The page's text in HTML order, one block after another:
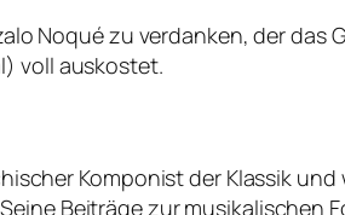
Noqué zu verdanken, der
voll auskostet.
Komponist der Klassik
Beiträge zur musikalischen